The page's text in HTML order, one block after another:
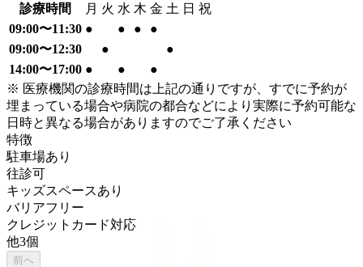
診療時間 月 火 水 木 金 土 日 祝
09:00〜11:30 ● ● ●
●
09:00〜12:30
●
●
14:00〜17:00 ● ●
●
※ 医療機関の診療時間は上記の通りですが、すでに予約が
埋まっている場合や病院の都合などにより実際に予約可能な
日時と異なる場合がありますのでご了承ください
特徴
駐車場あり
往診可
キッズスペースあり
バリアフリー
クレジットカード対応
他3個
前へ